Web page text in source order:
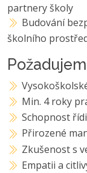
partnery školy
Budování
školního
Min. 4 roky
Schopnost
Přirozené
Zkušenost s
Empatii a